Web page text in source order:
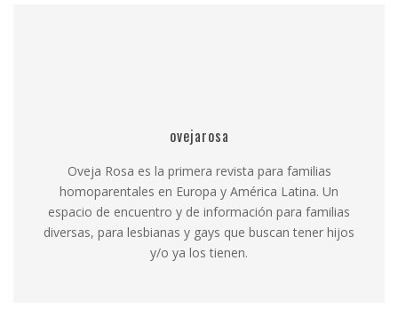
ovejarosa
Oveja Rosa es la primera revista para familias
homoparentales en Europa y América Latina. Un
espacio de encuentro y de información para familias
diversas, para lesbianas y gays que buscan tener hijos
y/o ya los tienen.